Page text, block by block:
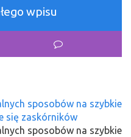
wpisu
sposobów na szybkie
się zaskórników
sposobów na szybkie